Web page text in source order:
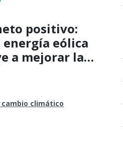
positivo:
energía eólica
a mejorar la
climático